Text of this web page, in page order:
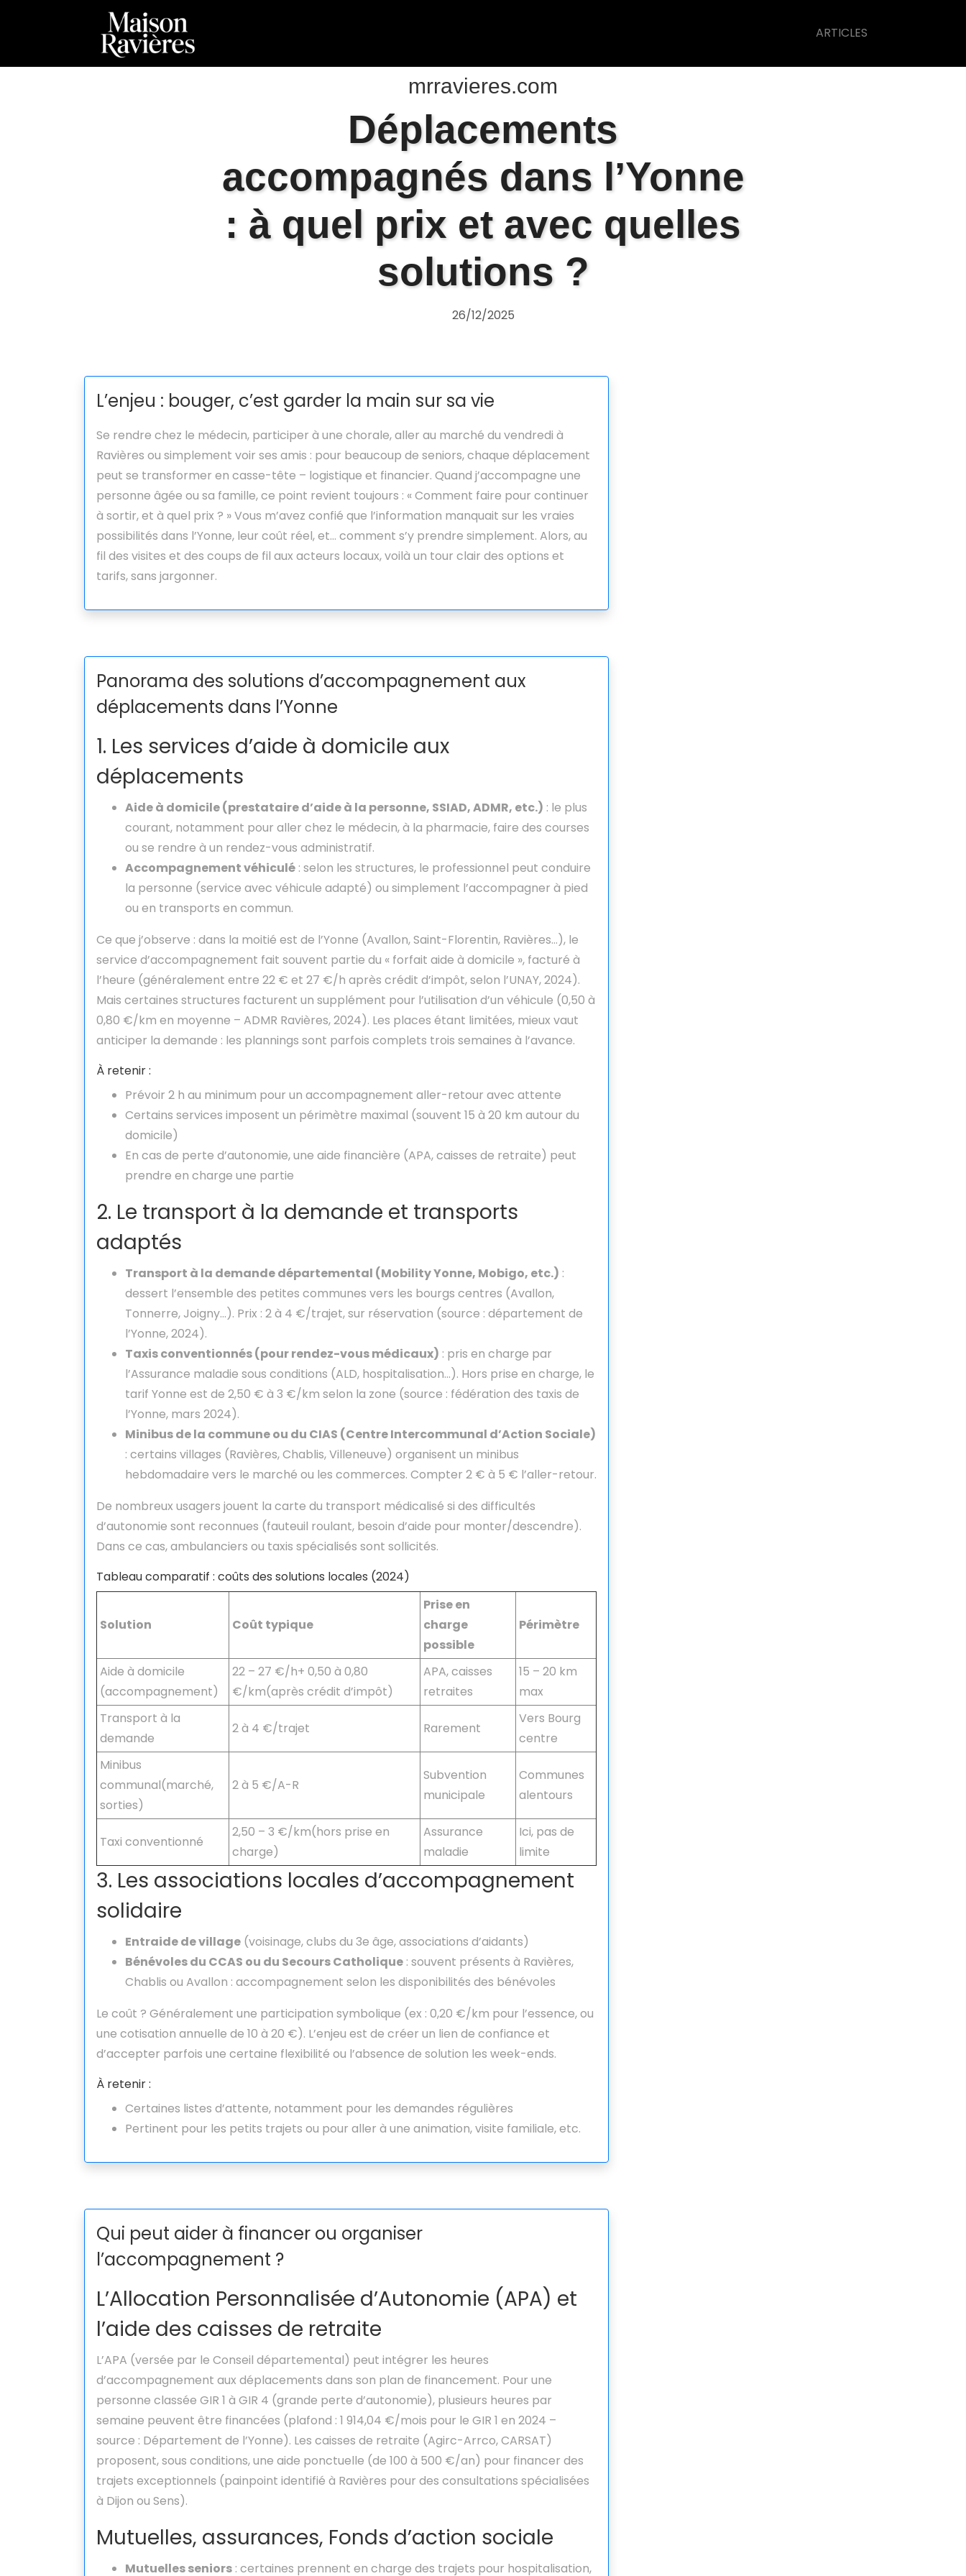
ARTICLES
mrravieres.com
Déplacements
accompagnés dans l’Yonne
: à quel prix et avec quelles
solutions ?
26/12/2025
L’enjeu : bouger, c’est garder la main sur sa vie
Se rendre chez le médecin, participer à une chorale, aller au marché du vendredi à
Ravières ou simplement voir ses amis : pour beaucoup de seniors, chaque déplacement
peut se transformer en casse-tête – logistique et financier. Quand j’accompagne une
personne âgée ou sa famille, ce point revient toujours : « Comment faire pour continuer
à sortir, et à quel prix ? » Vous m’avez confié que l’information manquait sur les vraies
possibilités dans l’Yonne, leur coût réel, et… comment s’y prendre simplement. Alors, au
fil des visites et des coups de fil aux acteurs locaux, voilà un tour clair des options et
tarifs, sans jargonner.
Panorama des solutions d’accompagnement aux
déplacements dans l’Yonne
1. Les services d’aide à domicile aux
déplacements
Aide à domicile (prestataire d’aide à la personne, SSIAD, ADMR, etc.) : le plus
courant, notamment pour aller chez le médecin, à la pharmacie, faire des courses
ou se rendre à un rendez-vous administratif.
Accompagnement véhiculé : selon les structures, le professionnel peut conduire
la personne (service avec véhicule adapté) ou simplement l’accompagner à pied
ou en transports en commun.
Ce que j’observe : dans la moitié est de l’Yonne (Avallon, Saint-Florentin, Ravières…), le
service d’accompagnement fait souvent partie du « forfait aide à domicile », facturé à
l’heure (généralement entre 22 € et 27 €/h après crédit d’impôt, selon l’UNAY, 2024).
Mais certaines structures facturent un supplément pour l’utilisation d’un véhicule (0,50 à
0,80 €/km en moyenne – ADMR Ravières, 2024). Les places étant limitées, mieux vaut
anticiper la demande : les plannings sont parfois complets trois semaines à l’avance.
À retenir :
Prévoir 2 h au minimum pour un accompagnement aller-retour avec attente
Certains services imposent un périmètre maximal (souvent 15 à 20 km autour du
domicile)
En cas de perte d’autonomie, une aide financière (APA, caisses de retraite) peut
prendre en charge une partie
2. Le transport à la demande et transports
adaptés
Transport à la demande départemental (Mobility Yonne, Mobigo, etc.) :
dessert l’ensemble des petites communes vers les bourgs centres (Avallon,
Tonnerre, Joigny…). Prix : 2 à 4 €/trajet, sur réservation (source : département de
l’Yonne, 2024).
Taxis conventionnés (pour rendez-vous médicaux) : pris en charge par
l’Assurance maladie sous conditions (ALD, hospitalisation…). Hors prise en charge, le
tarif Yonne est de 2,50 € à 3 €/km selon la zone (source : fédération des taxis de
l’Yonne, mars 2024).
Minibus de la commune ou du CIAS (Centre Intercommunal d’Action Sociale)
: certains villages (Ravières, Chablis, Villeneuve) organisent un minibus
hebdomadaire vers le marché ou les commerces. Compter 2 € à 5 € l’aller-retour.
De nombreux usagers jouent la carte du transport médicalisé si des difficultés
d’autonomie sont reconnues (fauteuil roulant, besoin d’aide pour monter/descendre).
Dans ce cas, ambulanciers ou taxis spécialisés sont sollicités.
Tableau comparatif : coûts des solutions locales (2024)
Solution Coût typique
Prise en
charge
possible
Périmètre
Aide à domicile
(accompagnement)
22 – 27 €/h+ 0,50 à 0,80
€/km(après crédit d’impôt)
APA, caisses
retraites
15 – 20 km
max
Transport à la
demande
2 à 4 €/trajet Rarement
Vers Bourg
centre
Minibus
communal(marché,
sorties)
2 à 5 €/A-R
Subvention
municipale
Communes
alentours
Taxi conventionné
2,50 – 3 €/km(hors prise en
charge)
Assurance
maladie
Ici, pas de
limite
3. Les associations locales d’accompagnement
solidaire
Entraide de village (voisinage, clubs du 3e âge, associations d’aidants)
Bénévoles du CCAS ou du Secours Catholique : souvent présents à Ravières,
Chablis ou Avallon : accompagnement selon les disponibilités des bénévoles
Le coût ? Généralement une participation symbolique (ex : 0,20 €/km pour l’essence, ou
une cotisation annuelle de 10 à 20 €). L’enjeu est de créer un lien de confiance et
d’accepter parfois une certaine flexibilité ou l’absence de solution les week-ends.
À retenir :
Certaines listes d’attente, notamment pour les demandes régulières
Pertinent pour les petits trajets ou pour aller à une animation, visite familiale, etc.
Qui peut aider à financer ou organiser
l’accompagnement ?
L’Allocation Personnalisée d’Autonomie (APA) et
l’aide des caisses de retraite
L’APA (versée par le Conseil départemental) peut intégrer les heures
d’accompagnement aux déplacements dans son plan de financement. Pour une
personne classée GIR 1 à GIR 4 (grande perte d’autonomie), plusieurs heures par
semaine peuvent être financées (plafond : 1 914,04 €/mois pour le GIR 1 en 2024 –
source : Département de l’Yonne). Les caisses de retraite (Agirc-Arrco, CARSAT)
proposent, sous conditions, une aide ponctuelle (de 100 à 500 €/an) pour financer des
trajets exceptionnels (painpoint identifié à Ravières pour des consultations spécialisées
à Dijon ou Sens).
Mutuelles, assurances, Fonds d’action sociale
Mutuelles seniors : certaines prennent en charge des trajets pour hospitalisation,